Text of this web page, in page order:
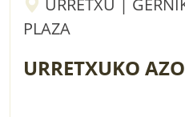
PLAZA
URRETXUKO